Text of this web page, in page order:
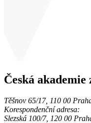
Česká akademie
Těšnov 65/17, 110 00
Korespondenční adresa:
Slezská 100/7, 120 00